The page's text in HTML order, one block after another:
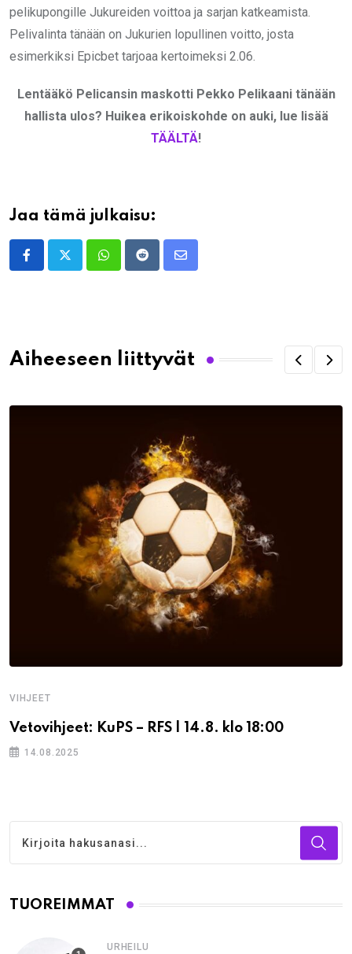
pelikupongille Jukureiden voittoa ja sarjan katkeamista.
Pelivalinta tänään on Jukurien lopullinen voitto, josta
esimerkiksi Epicbet tarjoaa kertoimeksi 2.06.
Lentääkö Pelicansin maskotti Pekko Pelikaani tänään
hallista ulos? Huikea erikoiskohde on auki, lue lisää
TÄÄLTÄ!
Jaa tämä julkaisu:
WhatsappRedditShare
Aiheeseen liittyvät
VIHJEET
Vetovihjeet: KuPS – RFS | 14.8. klo 18:00
14.08.2025
TUOREIMMAT
URHEILU